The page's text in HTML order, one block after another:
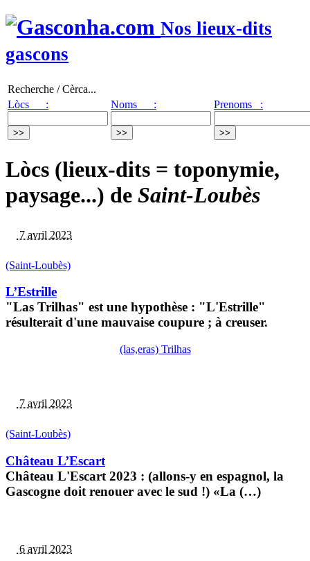
Nos lieux-dits
gascons
Recherche / Cèrca...
Lòcs :
Noms : Prenoms :
Lòcs (lieux-dits = toponymie,
paysage...) de Saint-Loubès
7 avril 2023
(Saint-Loubès)
L’Estrille
"Las Trilhas" est une hypothèse : "L'Estrille"
résulterait d'une mauvaise coupure ; à creuser.
(las,eras) Trilhas
7 avril 2023
(Saint-Loubès)
Château L’Escart
Château L'Escart 2023 : (allons-y en espagnol, la
Gascogne doit renouer avec le sud !) «La (…)
6 avril 2023